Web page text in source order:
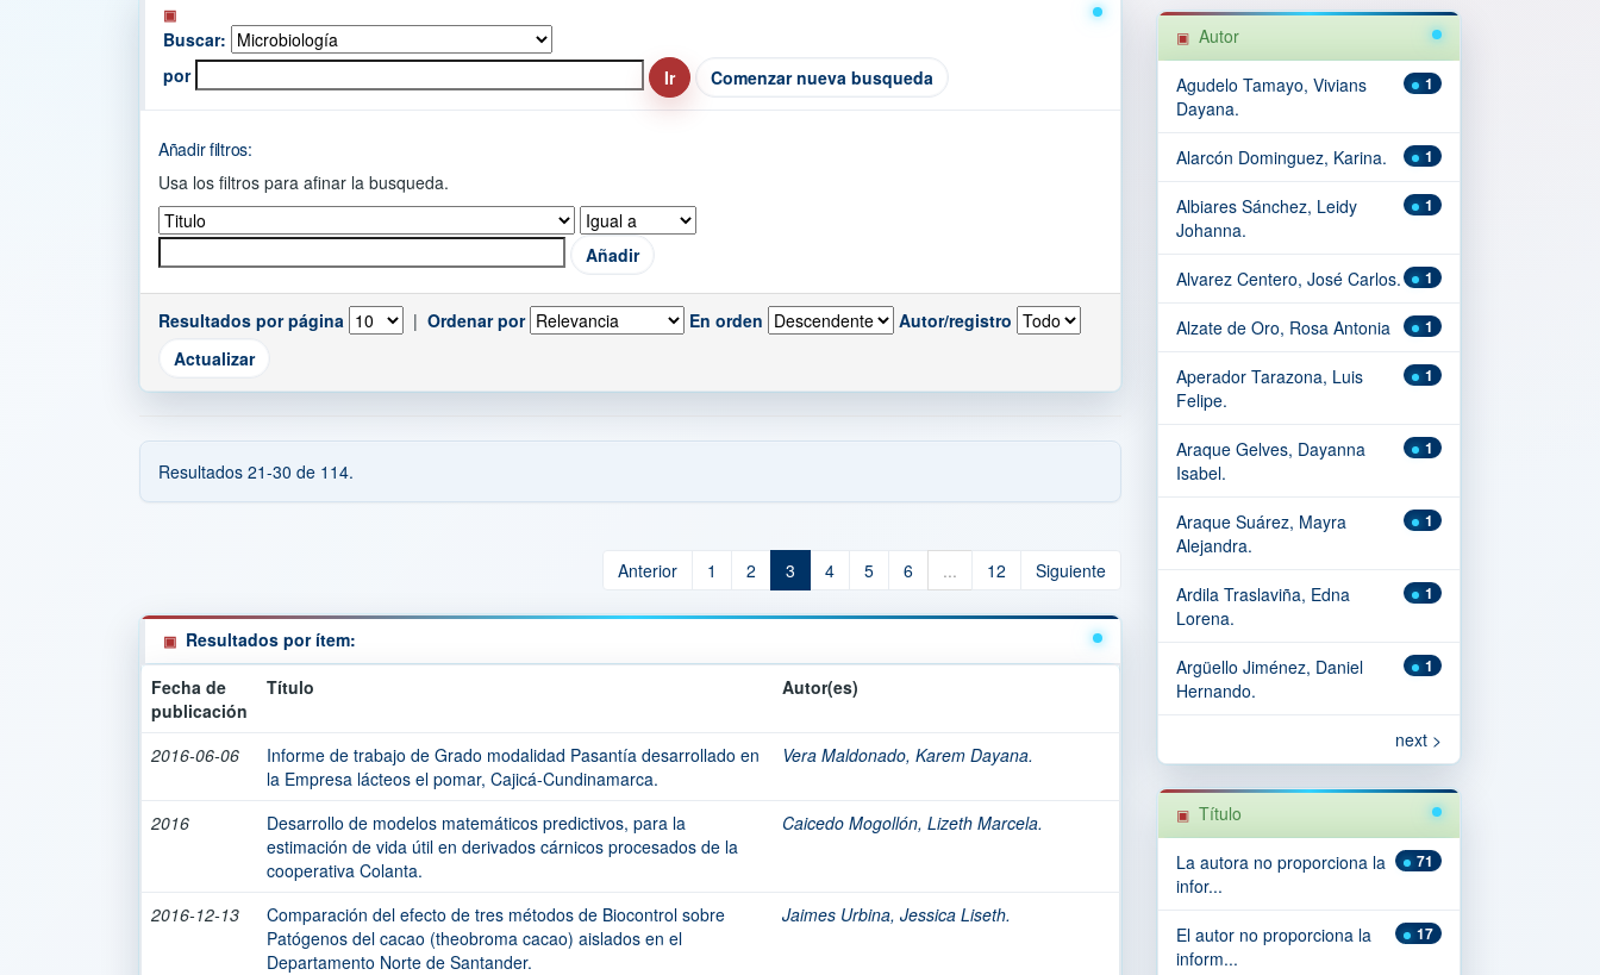
Buscar:
por
Comenzar nueva busqueda
Añadir filtros:
Usa los filtros para afinar la busqueda.
Resultados por página | Ordenar por En orden Autor/registro
Resultados 21-30 de 114.
Anterior 1 2 3 4 5 6 ... 12 Siguiente
Resultados por ítem:
Fecha de
publicación
Título Autor(es)
2016-06-06
Informe de trabajo de Grado modalidad Pasantía desarrollado en
la Empresa lácteos el pomar, Cajicá-Cundinamarca.
Vera Maldonado, Karem Dayana.
2016
Desarrollo de modelos matemáticos predictivos, para la
estimación de vida útil en derivados cárnicos procesados de la
cooperativa Colanta.
Caicedo Mogollón, Lizeth Marcela.
2016-12-13
Comparación del efecto de tres métodos de Biocontrol sobre
Patógenos del cacao (theobroma cacao) aislados en el
Departamento Norte de Santander.
Jaimes Urbina, Jessica Liseth.
Autor
1
Agudelo Tamayo, Vivians
Dayana.
1
Alarcón Dominguez, Karina.
1
Albiares Sánchez, Leidy
Johanna.
1
Alvarez Centero, José Carlos.
1
Alzate de Oro, Rosa Antonia
1
Aperador Tarazona, Luis
Felipe.
1
Araque Gelves, Dayanna
Isabel.
1
Araque Suárez, Mayra
Alejandra.
1
Ardila Traslaviña, Edna
Lorena.
1
Argüello Jiménez, Daniel
Hernando.
next >
Título
71
La autora no proporciona la
infor...
17
El autor no proporciona la
inform...